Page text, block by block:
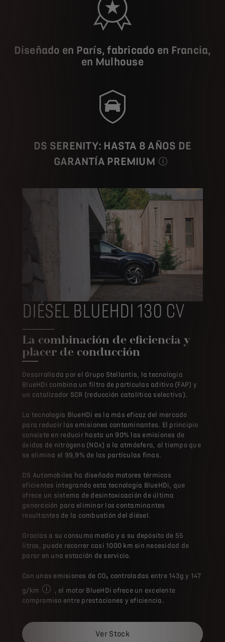
Diseñado en París, fabricado en Francia,
en Mulhouse
DS SERENITY: HASTA 8 AÑOS DE
GARANTÍA PREMIUM
DIÉSEL BLUEHDI 130 CV
La combinación de eficiencia y
placer de conducción
Desarrollada por el Grupo Stellantis, la tecnología
BlueHDi combina un filtro de partículas aditivo (FAP) y
un catalizador SCR (reducción catalítica selectiva).
La tecnología BlueHDi es la más eficaz del mercado
para reducir las emisiones contaminantes. El principio
consiste en reducir hasta un 90% las emisiones de
óxidos de nitrógeno (NOx) a la atmósfera, al tiempo que
se elimina el 99,9% de las partículas finas.
DS Automobiles ha diseñado motores térmicos
eficientes integrando esta tecnología BlueHDi, que
ofrece un sistema de desintoxicación de última
generación para eliminar los contaminantes
resultantes de la combustión del diésel.
Gracias a su consumo medio y a su depósito de 55
litros, puede recorrer casi 1000 km sin necesidad de
parar en una estación de servicio.
Con unas emisiones de CO₂ controladas entre 143g y 147
g/km
Los valores de consumo de combustible y emisiones de
, el motor BlueHDi ofrece un excelente
compromiso entre prestaciones y eficiencia.
Ver Stock